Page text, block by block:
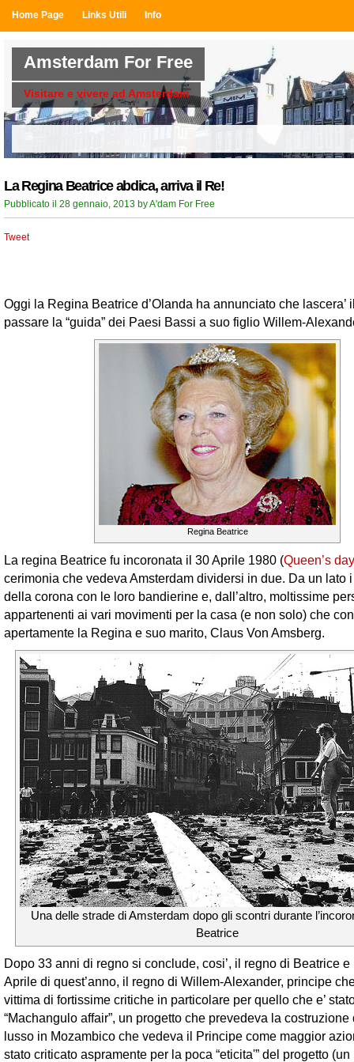
Home Page Links Utili Info
Amsterdam For Free
Visitare e vivere ad Amsterdam
La Regina Beatrice abdica, arriva il Re!
Pubblicato il 28 gennaio, 2013 by A'dam For Free
Tweet
Oggi la Regina Beatrice d’Olanda ha annunciato che lascera’
passare la “guida” dei Paesi Bassi a suo figlio Willem-
Regina Beatrice
La regina Beatrice fu incoronata il 30 Aprile 1980 (Queen’s day
cerimonia che vedeva Amsterdam dividersi in due. Da un lato
della corona con le loro bandierine e, dall’altro, moltissime
appartenenti ai vari movimenti per la casa (e non solo) che
apertamente la Regina e suo marito, Claus Von Amsberg.
Una delle strade di Amsterdam dopo gli scontri durante
Beatrice
Dopo 33 anni di regno si conclude, cosi’, il regno di Beatrice e
Aprile di quest’anno, il regno di Willem-Alexander, principe che
vittima di fortissime critiche in particolare per quello che e’
“Machangulo affair”, un progetto che prevedeva la costruzione
lusso in Mozambico che vedeva il Principe come maggior
stato criticato aspramente per la poca “eticita'” del progetto (un